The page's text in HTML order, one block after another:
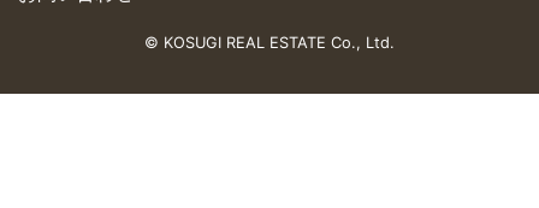
© KOSUGI REAL ESTATE Co., Ltd.